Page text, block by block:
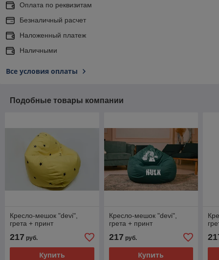
Оплата по реквизитам
Безналичный расчет
Наложенный платеж
Наличными
Все условия оплаты
Подобные товары компании
Кресло-мешок "devi",
грета + принт
217 руб.
Купить
Кресло-мешок "devi",
грета + принт
217 руб.
Купить